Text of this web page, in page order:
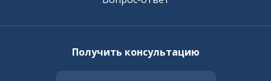
Получить консультацию